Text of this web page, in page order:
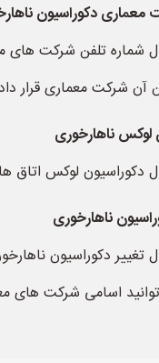
معماری دکوراسیون
شماره تلفن شرکت های
آن شرکت معماری قرار
لوکس ناهارخوری
دکوراسیون لوکس
ناهارخوری
تغییر دکوراسیون
اسامی شرکت های